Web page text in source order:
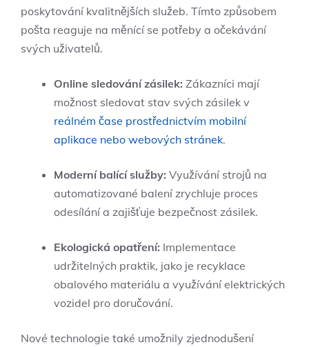
poskytování kvalitnějších služeb. Tímto způsobem
pošta reaguje na měnící se potřeby a očekávání
svých uživatelů.
Online sledování zásilek: Zákazníci mají
možnost sledovat stav svých zásilek v
reálném čase prostřednictvím mobilní
aplikace nebo webových stránek.
Moderní balící služby: Využívání strojů na
automatizované balení zrychluje proces
odesílání a zajišťuje bezpečnost zásilek.
Ekologická opatření: Implementace
udržitelných praktik, jako je recyklace
obalového materiálu a využívání elektrických
vozidel pro doručování.
Nové technologie také umožnily zjednodušení